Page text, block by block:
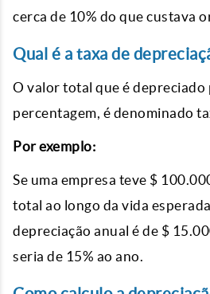
cerca de 10% do que custava
Qual é a taxa de
O valor total que é depreciado
percentagem, é denominado
Por exemplo:
Se uma empresa teve $
total ao longo da vida
depreciação anual é de $
seria de 15% ao ano.